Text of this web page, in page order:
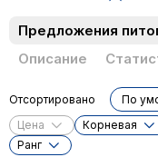
Предложения
Описание
Цена Корневая
Ранг
Отсортировано По